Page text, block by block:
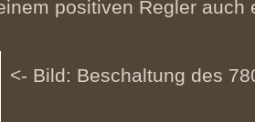
positiven Regler auch
<- Bild: Beschaltung des